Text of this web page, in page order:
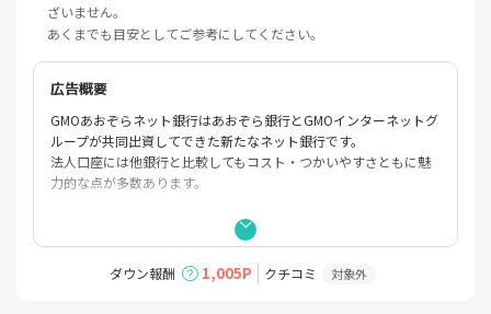
ざいません。
あくまでも目安としてご参考にしてください。
広告概要
GMOあおぞらネット銀行はあおぞら銀行とGMOインターネットグ
ループが共同出資してできた新たなネット銀行です。
法人口座には他銀行と比較してもコスト・つかいやすさともに魅
力的な点が多数あります。
・各種手数料は最安クラス！月額利用料無料、他行あての振込手
数料は130円！
・提出書類は2つだけで、即日開設可能
・開設はネットのみで完結。最短15分！
ダウン報酬 1,005P クチコミ 対象外